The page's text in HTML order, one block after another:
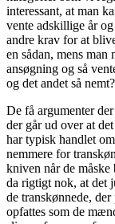
interessant, at man
vente adskillige år
andre krav for at
en sådan, mens
ansøgning og så
og det andet så nemt?
De få argumenter
der går ud over at
har typisk handlet
nemmere for
kniven når de
da rigtigt nok, at det
de transkønnede,
opfattes som de